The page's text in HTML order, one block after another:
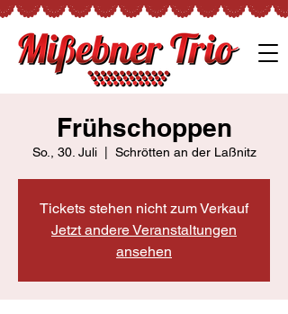
Frühschoppen
So., 30. Juli
  |
Schrötten an der Laßnitz
Tickets stehen nicht zum Verkauf
Jetzt andere Veranstaltungen
ansehen